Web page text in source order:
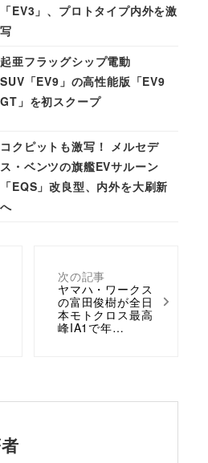
次の記事
ヤマハ・ワークス
の富田俊樹が全日
本モトクロス最高
峰IA1で年…
「EV3」、プロトタイプ内外を激
写
起亜フラッグシップ電動
SUV「EV9」の高性能版「EV9
GT」を初スクープ
コクピットも激写！ メルセデ
ス・ベンツの旗艦EVサルーン
「EQS」改良型、内外を大刷新
へ